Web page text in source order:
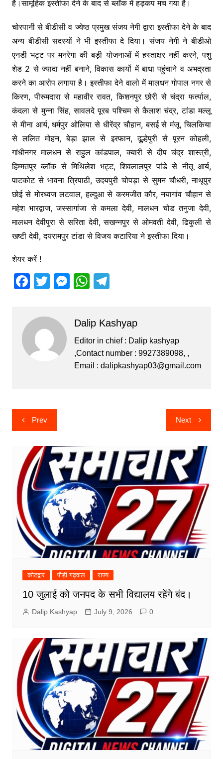
है।सामूहिक इस्तीफा देने के बाद से ब्लॉक में हड़कप मच गया है।
चोरपानी से बीडीसी व ज्येष्ठ प्रमुख संजय नेगी द्वारा इस्तीफा देने के बाद
अन्य बीडीसी सदस्यों ने भी इस्तीफा दे दिया। संजय नेगी ने बीडीओ
एनडी भट्ट पर मनरेगा की बड़ी योजनाओं में हस्ताक्षर नहीं करने, पशु
शेड 2 से ज्यादा नहीं बनाने, विकास कार्यो में बाधा पहुंचाने व अभद्रता
करने का आरोप लगाया है। इस्तीफा देने वालो में मालधन गोपाल नगर से
किरण, पीरुमदारा से महावीर रावत, किशनपुर छोरी से चंद्रा फर्त्याल,
कंदला से मुन्ना सिंह, सावलदे पूरब पश्चिम से कैलाश चंद्र, टांडा मल्लू
से मीना आर्य, धर्मपुर ओलिया से धीरेंद्र चौहान, बसई से मंजू, चिलकिया
से ललित मोहन, बेड़ा झाल से इरफान, दूल्हेपुरी से पूरन कोहली,
गांधीनगर मालधन से राहुल कांडपाल, क्यारी से दीप चंद्र शास्त्री,
हिम्मतपुर ब्लॉक से मिथिलेश भट्ट, शिवलालपुर पांडे से नीतू आर्य,
पाटकोट से भावना त्रिपाठी, उदयपुरी चोपड़ा से सुमन चौधरी, नाथूपुर
छोई से मोरध्वज लटवाल, हल्दुआ से करमजीत कौर, नयागांव चौहान से
महेश भारद्वाज, जस्सागांजा से कमला देवी, मालधन चोड तनुजा देवी,
मालधन देवीपुरा से सरिता देवी, सखन्नपुर से ओमवती देवी, ढिकुली से
खष्टी देवी, दयरामपुर टांडा से विजय कटारिया ने इस्तीफा दिया।
शेयर करें !
F
c
e
b
o
T
itt
er
M
s
e
n
W
s
A
p
T
gr
a
m
Dalip Kashyap
Editor in chief : Dalip kashyap
,Contact number : 9927389098, ,
Email : dalipkashyap03@gmail.com
Post
navigation
Prev Next
कोटद्वार पौड़ी गढ़वाल राज्य
10 जुलाई को जनपद के सभी विद्यालय रहेंगे बंद।
Dalip Kashyap July 9, 2026 0